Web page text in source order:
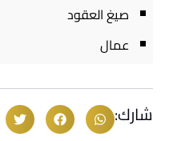
صيغ العقود
عمال
شارك: